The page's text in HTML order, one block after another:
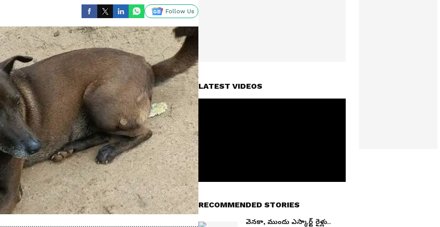
Follow Us
LATEST VIDEOS
RECOMMENDED STORIES
వెనకా, ముందు ఎస్కార్ట్ రైళ్లు..